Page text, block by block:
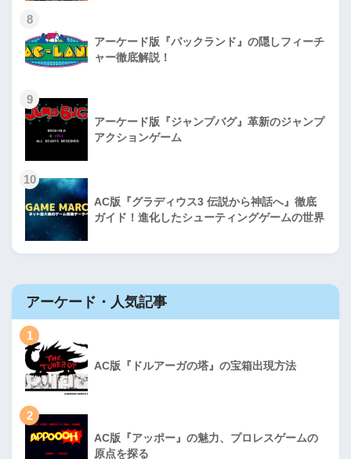
8
アーケード版『パックランド』の隠しフィーチ
ャー徹底解説！
9
アーケード版『ジャンプバグ』革新のジャンプ
アクションゲーム
10
AC版『グラディウス3 伝説から神話へ』徹底
ガイド！進化したシューティングゲームの世界
アーケード・人気記事
1
AC版『ドルアーガの塔』の宝箱出現方法
2
AC版『アッポー』の魅力、プロレスゲームの
原点を探る